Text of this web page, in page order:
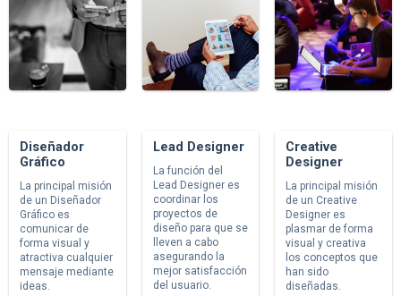
Diseñador
Gráfico
La principal misión
de un Diseñador
Gráfico es
comunicar de
forma visual y
atractiva cualquier
mensaje mediante
ideas.
Lead Designer
La función del
Lead Designer es
coordinar los
proyectos de
diseño para que se
lleven a cabo
asegurando la
mejor satisfacción
del usuario.
Creative
Designer
La principal misión
de un Creative
Designer es
plasmar de forma
visual y creativa
los conceptos que
han sido
diseñadas.